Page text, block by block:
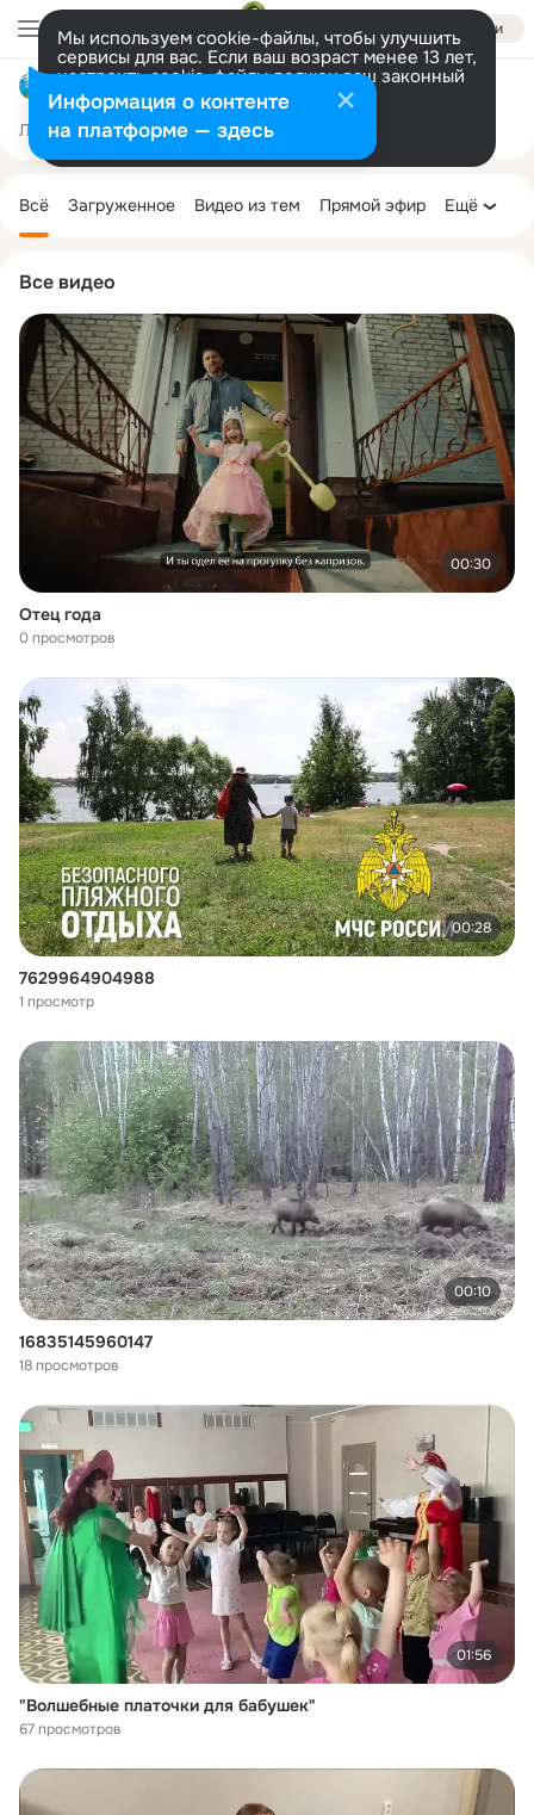
Войти
Мы используем cookie-файлы, чтобы улучшить
сервисы для вас. Если ваш возраст менее 13 лет,
настроить cookie-файлы должен ваш законный
представитель. Больше информации
Разрешить все Настроить
Лента Участники 187 Темы 1.4K
Все видео
00:30
Отец года
0 просмотров
00:28
7629964904988
1 просмотр
00:10
16835145960147
18 просмотров
01:56
"Волшебные платочки для бабушек"
67 просмотров
колонка
Всё Загруженное Видео из тем Прямой эфир Ещё
Информация о контенте
на платформе — здесь